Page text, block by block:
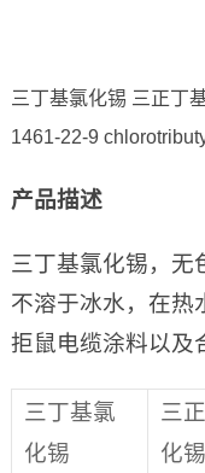
三丁基氯化锡 三正丁
1461-22-9
产品描述
三丁基氯化锡，无
不溶于冰水，在热
拒鼠电缆涂料以及
三丁基氯
化锡
三
化锡